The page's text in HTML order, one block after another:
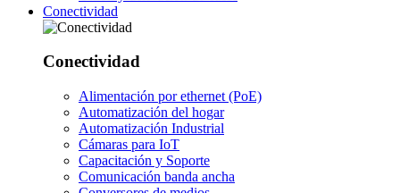
Conectividad
Conectividad
Alimentación por ethernet (PoE)
Automatización del hogar
Automatización Industrial
Cámaras para IoT
Capacitación y Soporte
Comunicación banda ancha